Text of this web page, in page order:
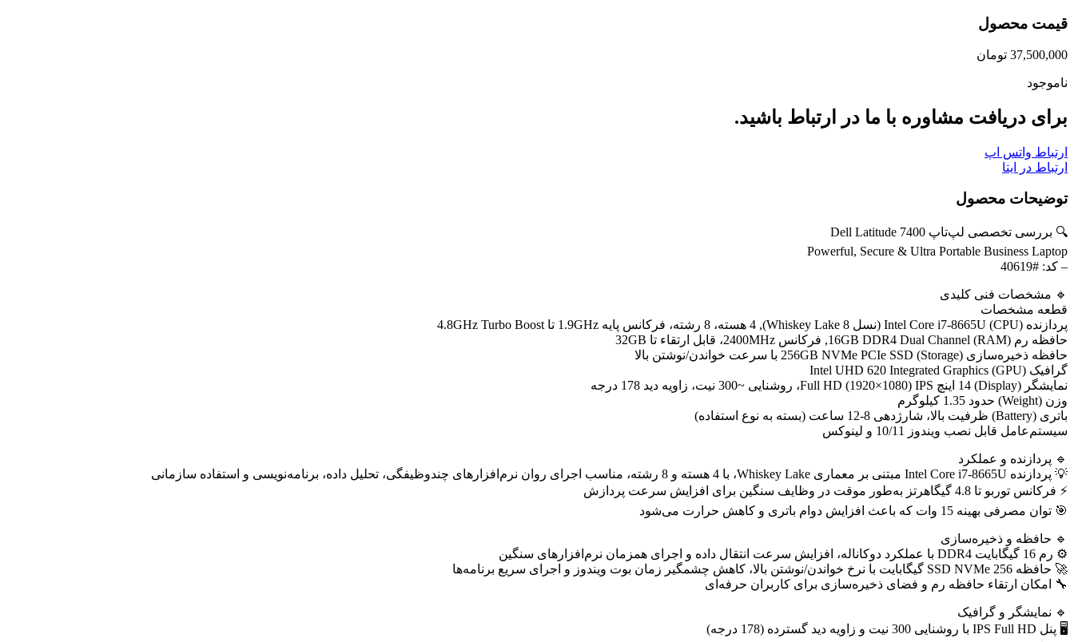
قیمت محصول
37,500,000 تومان
ناموجود
برای دریافت مشاوره با ما در ارتباط باشید.
ارتباط واتس اپ
ارتباط در ایتا
توضیحات محصول
🔍 بررسی تخصصی لپ‌تاپ Dell Latitude 7400
Powerful, Secure & Ultra Portable Business Laptop
– کد: #40619
🔹 مشخصات فنی کلیدی
قطعه مشخصات
پردازنده (CPU) Intel Core i7-8665U (نسل 8 Whiskey Lake), 4 هسته، 8 رشته، فرکانس پایه 1.9GHz تا 4.8GHz Turbo Boost
حافظه رم (RAM) 16GB DDR4 Dual Channel, فرکانس 2400MHz، قابل ارتقاء تا 32GB
حافظه ذخیره‌سازی (Storage) 256GB NVMe PCIe SSD با سرعت خواندن/نوشتن بالا
گرافیک (GPU) Intel UHD 620 Integrated Graphics
نمایشگر (Display) 14 اینچ Full HD (1920×1080) IPS، روشنایی ~300 نیت، زاویه دید 178 درجه
وزن (Weight) حدود 1.35 کیلوگرم
باتری (Battery) ظرفیت بالا، شارژدهی 8-12 ساعت (بسته به نوع استفاده)
سیستم‌عامل قابل نصب ویندوز 10/11 و لینوکس
🔹 پردازنده و عملکرد
💡 پردازنده Intel Core i7-8665U مبتنی بر معماری Whiskey Lake، با 4 هسته و 8 رشته، مناسب اجرای روان نرم‌افزارهای چندوظیفگی، تحلیل داده، برنامه‌نویسی و استفاده سازمانی
⚡ فرکانس توربو تا 4.8 گیگاهرتز به‌طور موقت در وظایف سنگین برای افزایش سرعت پردازش
🎯 توان مصرفی بهینه 15 وات که باعث افزایش دوام باتری و کاهش حرارت می‌شود
🔹 حافظه و ذخیره‌سازی
⚙️ رم 16 گیگابایت DDR4 با عملکرد دوکاناله، افزایش سرعت انتقال داده و اجرای همزمان نرم‌افزارهای سنگین
🚀 حافظه SSD NVMe 256 گیگابایت با نرخ خواندن/نوشتن بالا، کاهش چشمگیر زمان بوت ویندوز و اجرای سریع برنامه‌ها
🔧 امکان ارتقاء حافظه رم و فضای ذخیره‌سازی برای کاربران حرفه‌ای
🔹 نمایشگر و گرافیک
🖥️ پنل IPS Full HD با روشنایی 300 نیت و زاویه دید گسترده (178 درجه)